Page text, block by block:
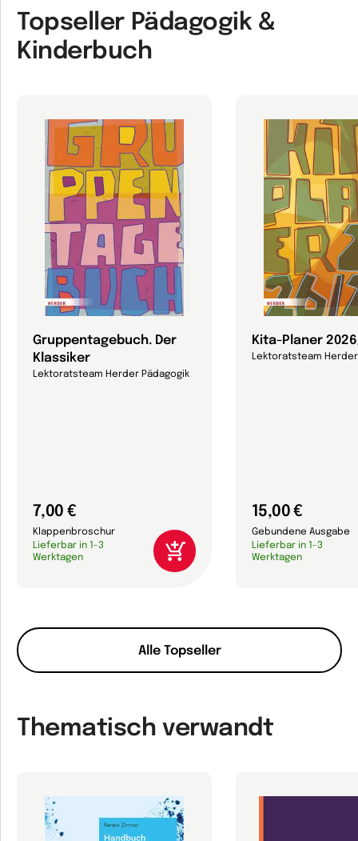
Topseller Pädagogik &
Kinderbuch
Alle Topseller
Gruppentagebuch. Der
Klassiker
Lektoratsteam Herder Pädagogik
7,00 €
Klappenbroschur
Lieferbar in 1-3
Werktagen
Kita-Planer
Lektoratsteam Herder
15,00 €
Gebundene Ausgabe
Lieferbar in 1-3
Werktagen
Thematisch verwandt